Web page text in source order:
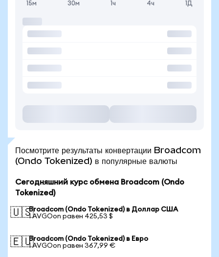
15м 30м 1ч 4ч 1Д
Посмотрите результаты конвертации Broadcom
(Ondo Tokenized) в популярные валюты
Сегодняшний курс обмена Broadcom (Ondo
Tokenized)
🇺🇸Broadcom (Ondo Tokenized) в Доллар США
1 AVGOon равен 425,53 $
🇪🇺Broadcom (Ondo Tokenized) в Евро
1 AVGOon равен 367,99 €